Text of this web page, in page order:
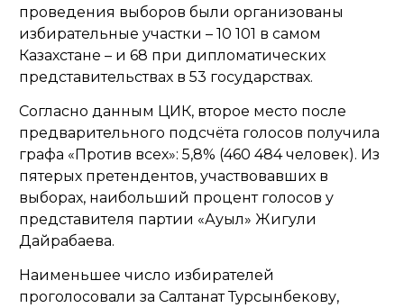
проведения выборов были организованы
избирательные участки – 10 101 в самом
Казахстане – и 68 при дипломатических
представительствах в 53 государствах.
Согласно данным ЦИК, второе место после
предварительного подсчёта голосов получила
графа «Против всех»: 5,8% (460 484 человек). Из
пятерых претендентов, участвовавших в
выборах, наибольший процент голосов у
представителя партии «Ауыл» Жигули
Дайрабаева.
Наименьшее число избирателей
проголосовали за Салтанат Турсынбекову,